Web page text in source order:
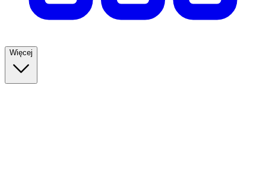
Więcej